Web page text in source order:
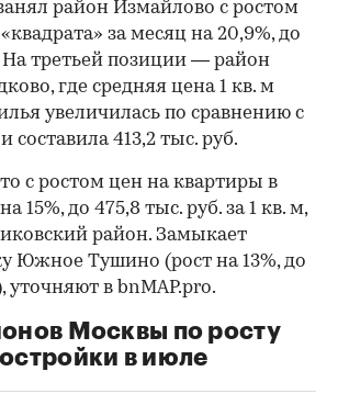
район Измайлово с ростом
за месяц на 20,9%, до
На третьей позиции — район
где средняя цена 1 кв. м
увеличилась по сравнению с
составила 413,2 тыс. руб.
/ 00:00
с ростом цен на квартиры в
15%, до 475,8 тыс. руб. за 1 кв. м,
район. Замыкает
Южное Тушино (рост на 13%, до
уточняют в bnMAP.pro.
Москвы по росту
в июле